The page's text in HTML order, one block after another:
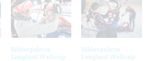
Bildergalerie
Langlauf Weltcup
Bildergalerie
Langlauf Weltcup